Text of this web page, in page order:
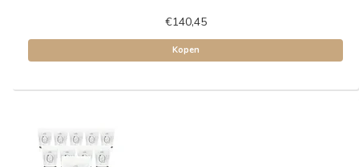
€140,45
Kopen